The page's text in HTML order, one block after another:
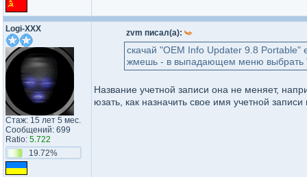
Logi-XXX
Стаж: 15 лет 5 мес.
Сообщений: 699
Ratio: 5.722
19.72%
zvm писал(а):
скачай "OEM Info Updater 9.8 Portable"
жмешь - в выпадающем меню выбрать
Название учетной записи она не меняет,
юзать, как назначить свое имя учетной